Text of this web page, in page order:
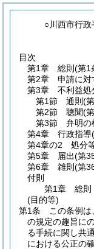
○川西市行政
目次
第1章
総則 (第1
第2章
申請に対
第3章
不利益処
第1節
通則 (
第2節
聴聞(
第3節
弁明の
第4章
行政指導
第4章の2
処分
第5章
届出(第
第6章
雑則 (第
付則
第1章
総則
(目的等)
第1条
この条例
の規定の趣旨に
る手続に関し共
における公正の